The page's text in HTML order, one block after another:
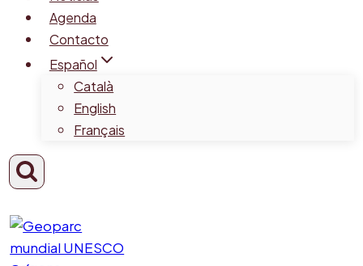
Agenda
Contacto
Español
Català
English
Français